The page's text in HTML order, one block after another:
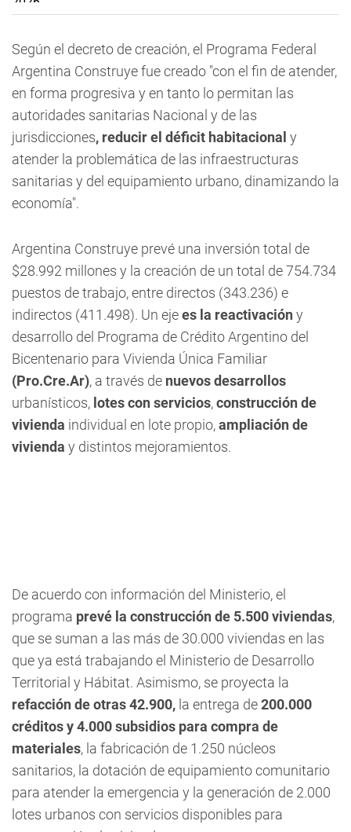
Según el decreto de creación, el Programa Federal
Argentina Construye fue creado "con el fin de atender,
en forma progresiva y en tanto lo permitan las
autoridades sanitarias Nacional y de las
jurisdicciones, reducir el déficit habitacional y
atender la problemática de las infraestructuras
sanitarias y del equipamiento urbano, dinamizando la
economía".
Argentina Construye prevé una inversión total de
$28.992 millones y la creación de un total de 754.734
puestos de trabajo, entre directos (343.236) e
indirectos (411.498). Un ejees la reactivación y
desarrollo del Programa de Crédito Argentino del
Bicentenario para Vivienda Única Familiar
(Pro.Cre.Ar), a través de nuevos desarrollos
urbanísticos, lotes con servicios,construcción de
vivienda individual en lote propio,ampliación de
vivienda y distintos mejoramientos.
De acuerdo con información del Ministerio, el
programa prevé la construcción de 5.500 viviendas,
que se suman a las más de 30.000 viviendas en las
que ya está trabajando el Ministerio de Desarrollo
Territorial y Hábitat. Asimismo, se proyecta la
refacción de otras 42.900, la entrega de200.000
créditos y 4.000 subsidios para compra de
materiales, la fabricación de 1.250 núcleos
sanitarios, la dotación de equipamiento comunitario
para atender la emergencia y la generación de 2.000
lotes urbanos con servicios disponibles para